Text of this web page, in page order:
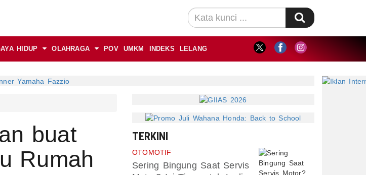
HIDUP OLAHRAGA POV UMKM INDEKS LELANG
buat
Rumah
TERKINI
OTOMOTIF
Sering Bingung Saat Servis